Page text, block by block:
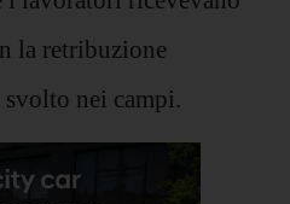
la retribuzione
nei campi.